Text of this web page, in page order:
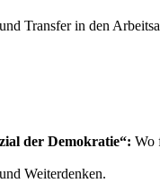
Transfer in den
der Demokratie“: Wo
Weiterdenken.